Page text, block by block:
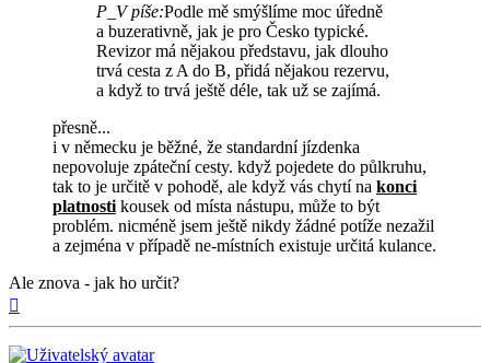
P_V píše:Podle mě smýšlíme moc úředně
a buzerativně, jak je pro Česko typické.
Revizor má nějakou představu, jak dlouho
trvá cesta z A do B, přidá nějakou rezervu,
a když to trvá ještě déle, tak už se zajímá.
přesně...
i v německu je běžné, že standardní jízdenka
nepovoluje zpáteční cesty. když pojedete do půlkruhu,
tak to je určitě v pohodě, ale když vás chytí na konci
platnosti kousek od místa nástupu, může to být
problém. nicméně jsem ještě nikdy žádné potíže nezažil
a zejména v případě ne-místních existuje určitá kulance.
Ale znova - jak ho určit?